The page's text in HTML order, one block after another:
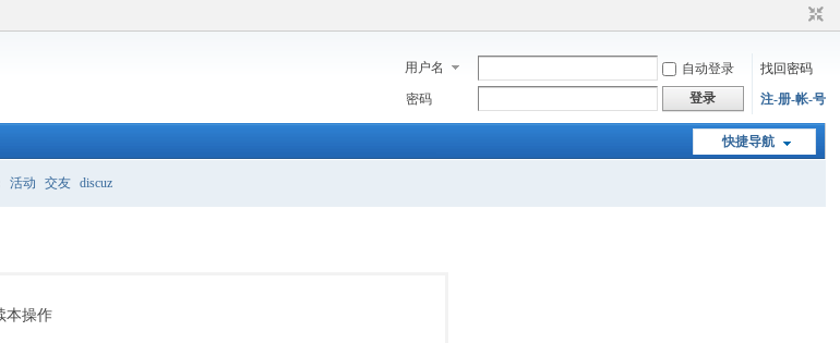
用户名 自动登录
找回密码
密码
登录 注-册-帐-号
快捷导航
活动 交友 discuz
本操作